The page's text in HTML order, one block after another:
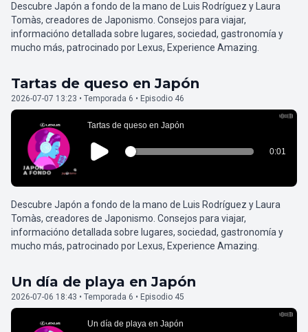
Descubre Japón a fondo de la mano de Luis Rodríguez y Laura
Tomàs, creadores de Japonismo. Consejos para viajar,
informacióno detallada sobre lugares, sociedad, gastronomía y
mucho más, patrocinado por Lexus, Experience Amazing.
Tartas de queso en Japón
2026-07-07 13:23 • Temporada 6 • Episodio 46
Descubre Japón a fondo de la mano de Luis Rodríguez y Laura
Tomàs, creadores de Japonismo. Consejos para viajar,
informacióno detallada sobre lugares, sociedad, gastronomía y
mucho más, patrocinado por Lexus, Experience Amazing.
Un día de playa en Japón
2026-07-06 18:43 • Temporada 6 • Episodio 45